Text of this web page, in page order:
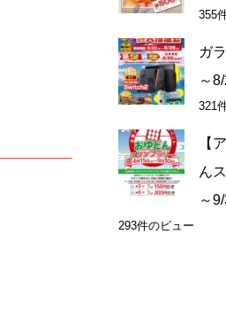
355
ガ
～
321
【
ん
～
293件のビュー